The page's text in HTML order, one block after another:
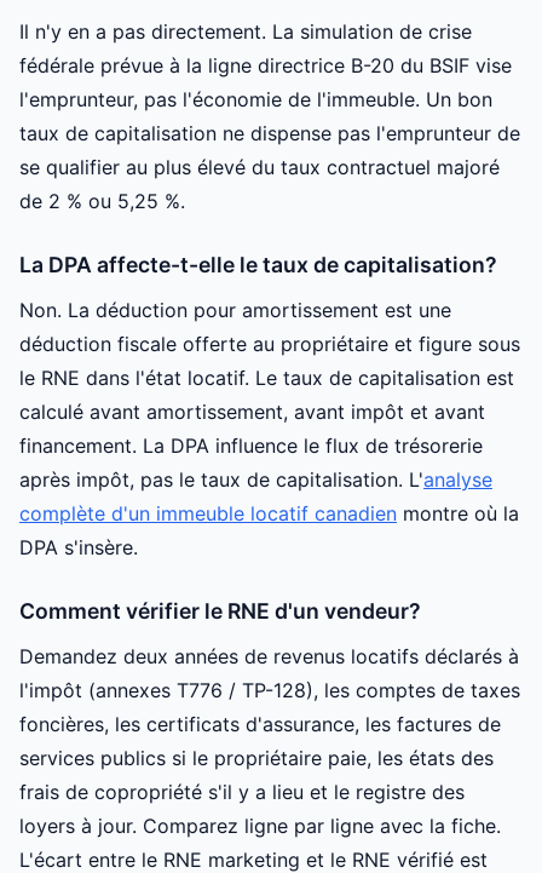
Il n'y en a pas directement. La simulation de crise
fédérale prévue à la ligne directrice B-20 du BSIF vise
l'emprunteur, pas l'économie de l'immeuble. Un bon
taux de capitalisation ne dispense pas l'emprunteur de
se qualifier au plus élevé du taux contractuel majoré
de 2 % ou 5,25 %.
La DPA affecte-t-elle le taux de capitalisation?
Non. La déduction pour amortissement est une
déduction fiscale offerte au propriétaire et figure sous
le RNE dans l'état locatif. Le taux de capitalisation est
calculé avant amortissement, avant impôt et avant
financement. La DPA influence le flux de trésorerie
après impôt, pas le taux de capitalisation. L'analyse
complète d'un immeuble locatif canadien montre où la
DPA s'insère.
Comment vérifier le RNE d'un vendeur?
Demandez deux années de revenus locatifs déclarés à
l'impôt (annexes T776 / TP-128), les comptes de taxes
foncières, les certificats d'assurance, les factures de
services publics si le propriétaire paie, les états des
frais de copropriété s'il y a lieu et le registre des
loyers à jour. Comparez ligne par ligne avec la fiche.
L'écart entre le RNE marketing et le RNE vérifié est